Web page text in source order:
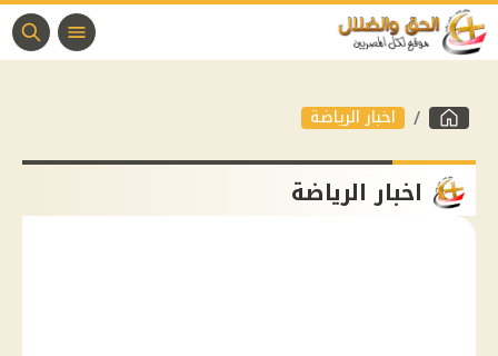
اخبار الرياضة
اخبار الرياضة